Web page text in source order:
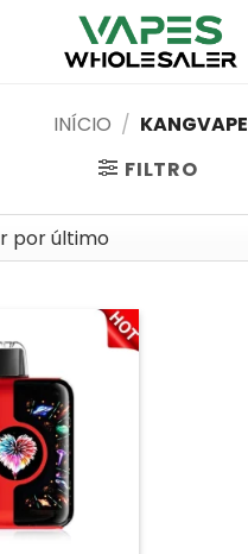
INÍCIO / KANGVAPE
FILTRO